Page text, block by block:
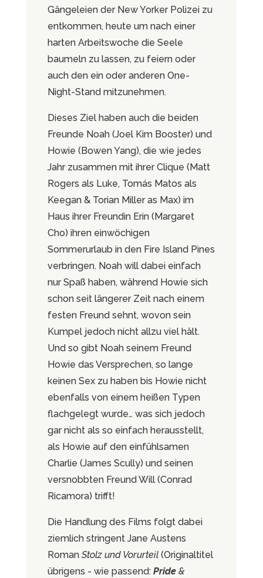
Gängeleien der New Yorker Polizei zu
entkommen, heute um nach einer
harten Arbeitswoche die Seele
baumeln zu lassen, zu feiern oder
auch den ein oder anderen One-
Night-Stand mitzunehmen.
Dieses Ziel haben auch die beiden
Freunde Noah (Joel Kim Booster) und
Howie (Bowen Yang), die wie jedes
Jahr zusammen mit ihrer Clique (Matt
Rogers als Luke, Tomás Matos als
Keegan & Torian Miller as Max) im
Haus ihrer Freundin Erin (Margaret
Cho) ihren einwöchigen
Sommerurlaub in den Fire Island Pines
verbringen. Noah will dabei einfach
nur Spaß haben, während Howie sich
schon seit längerer Zeit nach einem
festen Freund sehnt, wovon sein
Kumpel jedoch nicht allzu viel hält.
Und so gibt Noah seinem Freund
Howie das Versprechen, so lange
keinen Sex zu haben bis Howie nicht
ebenfalls von einem heißen Typen
flachgelegt wurde… was sich jedoch
gar nicht als so einfach herausstellt,
als Howie auf den einfühlsamen
Charlie (James Scully) und seinen
versnobbten Freund Will (Conrad
Ricamora) trifft!
Die Handlung des Films folgt dabei
ziemlich stringent Jane Austens
Roman Stolz und Vorurteil(Originaltitel
übrigens - wie passend: Pride&